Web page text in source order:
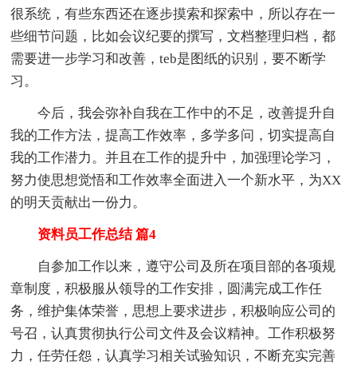
很系统，有些东西还在逐步摸索和探索中，所以存在一
些细节问题，比如会议纪要的撰写，文档整理归档，都
需要进一步学习和改善，teb是图纸的识别，要不断学
习。
今后，我会弥补自我在工作中的不足，改善提升自
我的工作方法，提高工作效率，多学多问，切实提高自
我的工作潜力。并且在工作的提升中，加强理论学习，
努力使思想觉悟和工作效率全面进入一个新水平，为XX
的明天贡献出一份力。
资料员工作总结 篇4
自参加工作以来，遵守公司及所在项目部的各项规
章制度，积极服从领导的工作安排，圆满完成工作任
务，维护集体荣誉，思想上要求进步，积极响应公司的
号召，认真贯彻执行公司文件及会议精神。工作积极努
力，任劳任怨，认真学习相关试验知识，不断充实完善